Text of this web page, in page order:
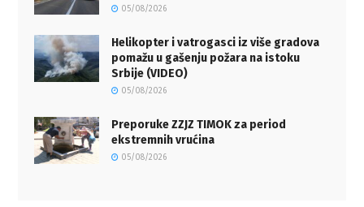
05/08/2026
Helikopter i vatrogasci iz više gradova
pomažu u gašenju požara na istoku
Srbije (VIDEO)
05/08/2026
Preporuke ZZJZ TIMOK za period
ekstremnih vrućina
05/08/2026